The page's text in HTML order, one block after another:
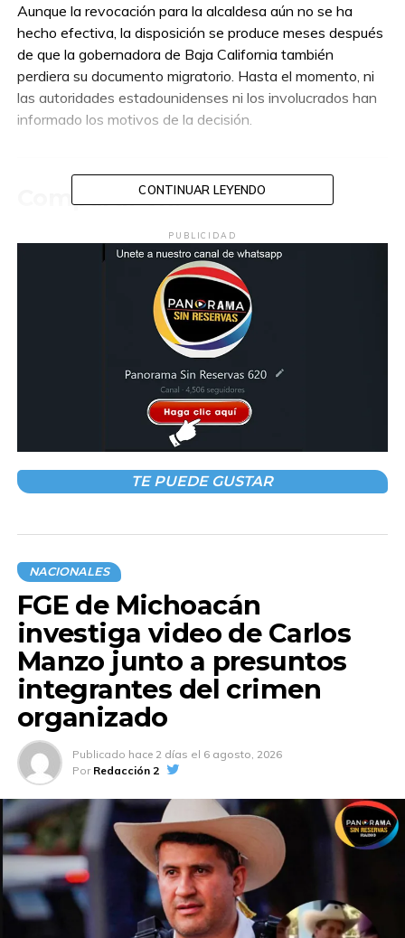
Aunque la revocación para la alcaldesa aún no se ha
hecho efectiva, la disposición se produce meses después
de que la gobernadora de Baja California también
perdiera su documento migratorio. Hasta el momento, ni
las autoridades estadounidenses ni los involucrados han
informado los motivos de la decisión.
Compartir en:
TEMAS RELACIONADOS:
PRESIDENT DE MEXICALI
Explosión por acumulación de gas deja
cuatro heridos en Benito Juárez
NO TE PIERDAS
Detienen en Cancún a “Lord Pádel” por
presunto intento de homicidio en Edomex
CONTINUAR LEYENDO
PUBLICIDAD
TE PUEDE GUSTAR
NACIONALES
FGE de Michoacán
investiga video de Carlos
Manzo junto a presuntos
integrantes del crimen
organizado
Publicado hace 2 días el 6 agosto, 2026
Por Redacción 2